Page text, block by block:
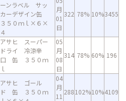
ーンラベル サッ
カーデザイン缶
３５０ｍｌ×６×
４
月
01
日
322 78% 10%3455
アサヒ スーパー
ドライ 冷涼辛
口 缶 ３５０ｍ
ｌ
05
月
08
日
314 78% 60% 196
アサヒ ゴール
ド 缶 ３５０ｍ
04
月
11
288102%10%4109